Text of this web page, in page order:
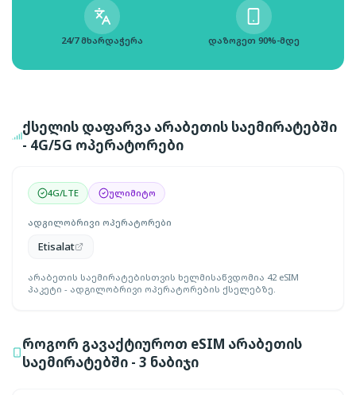
24/7 მხარდაჭერა დაზოგეთ 90%-მდე
ქსელის დაფარვა არაბეთის საემირატებში
- 4G/5G ოპერატორები
4G/LTE ულიმიტო
ადგილობრივი ოპერატორები
Etisalat
არაბეთის საემირატებისთვის ხელმისაწვდომია 42 eSIM
პაკეტი - ადგილობრივი ოპერატორების ქსელებზე.
როგორ გავაქტიუროთ eSIM არაბეთის
საემირატებში - 3 ნაბიჯი